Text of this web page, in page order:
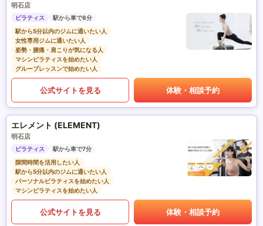
明石店
ピラティス
駅から車で8分
駅から5分以内のジムに通いたい人
女性専用ジムに通いたい人
姿勢・腰痛・肩こりが気になる人
マシンピラティスを始めたい人
グループレッスンで始めたい人
公式サイトを見る 体験・相談予約
エレメント (ELEMENT)
明石店
ピラティス
駅から車で7分
隙間時間を活用したい人
駅から5分以内のジムに通いたい人
パーソナルピラティスを始めたい人
マシンピラティスを始めたい人
公式サイトを見る 体験・相談予約